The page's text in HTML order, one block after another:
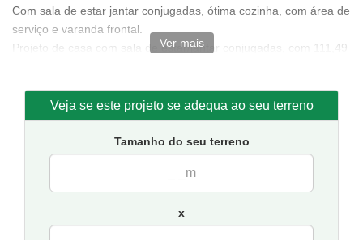
Com sala de estar jantar conjugadas, ótima cozinha, com área de
serviço e varanda frontal.
Projeto de casa com sala de estar/jantar conjugadas, com 111,49
Sugestão de terreno para implantação: 10 metros de frente
por 20 metros de fundos.
Ver mais
Veja se este projeto se adequa ao seu terreno
Tamanho do seu terreno
x